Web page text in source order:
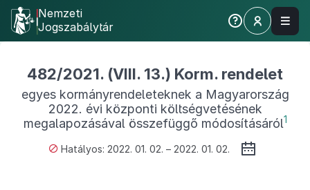
Nemzeti
Jogszabálytár
482/2021. (VIII. 13.) Korm. rendelet
egyes kormányrendeleteknek a Magyarország
2022. évi központi költségvetésének
megalapozásával összefüggő módosításáról1
Hatályos: 2022. 01. 02. – 2022. 01. 02.